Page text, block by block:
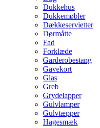
Dukkehus
Dukkemøbler
Dækkeservietter
Dørmåtte
Fad
Forklæde
Garderobestang
Gavekort
Glas
Greb
Grydelapper
Gulvlamper
Gulvtæpper
Hagesmæk